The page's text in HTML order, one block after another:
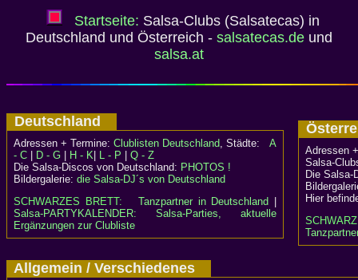
Startseite: Salsa-Clubs (Salsatecas) in
Deutschland und Österreich - salsatecas.de und
salsa.at
Deutschland
Adressen + Termine: Clublisten Deutschland, Städte: A
- C
D - G H - K L - P
Q - Z
Die Salsa-Discos von Deutschland: PHOTOS !
Bildergalerie: die Salsa-DJ´s von Deutschland
SCHWARZES BRETT:
Tanzpartner in Deutschland
Salsa-PARTYKALENDER: Salsa-Parties, aktuelle
Ergänzungen zur Clubliste
Adressen
Salsa-
Die
Hier
Allgemein / Verschiedenes